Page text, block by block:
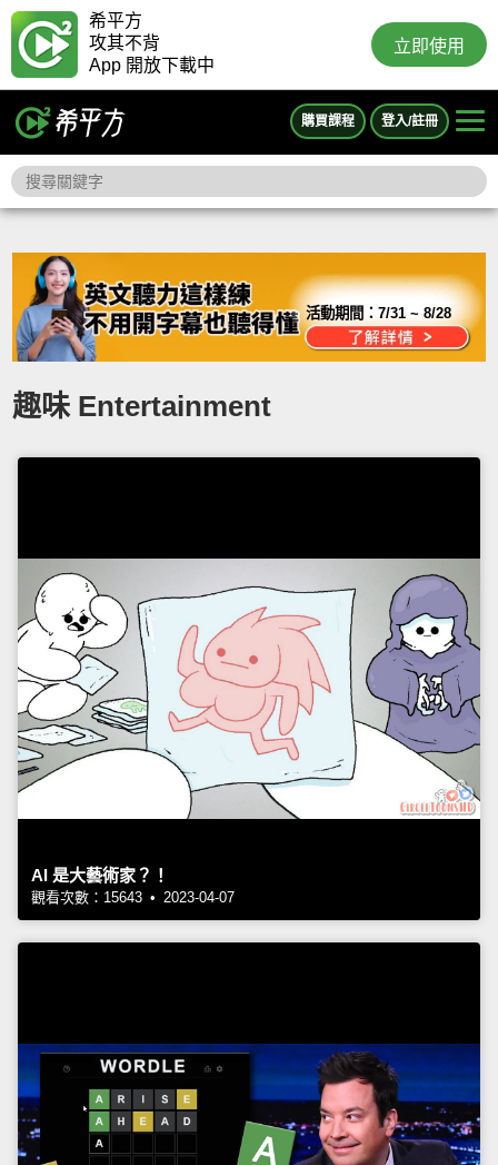
希平方
攻其不背
App 開放下載中
立即使用
購買課程 登入/註冊
活動期間：7/31 ~ 8/28
趣味 Entertainment
AI 是大藝術家？！
觀看次數：15643 • 2023-04-07